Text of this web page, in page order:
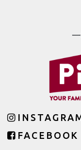
FACEBOOK